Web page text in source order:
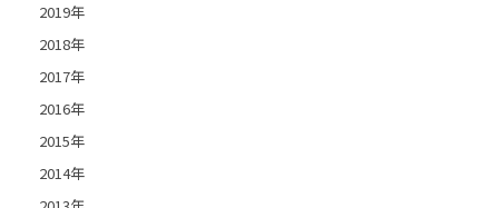
2019年
2018年
2017年
2016年
2015年
2014年